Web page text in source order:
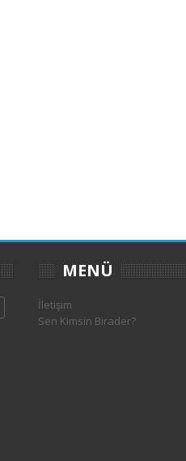
MENÜ
İletişim
Sen Kimsin Birader?